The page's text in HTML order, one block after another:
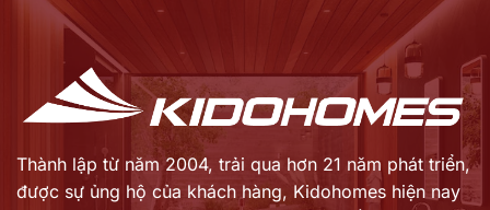
14.146.000 ₫.
Thành lập từ năm 2004, trải qua hơn 21 năm phát triển,
được sự ủng hộ của khách hàng, Kidohomes hiện nay